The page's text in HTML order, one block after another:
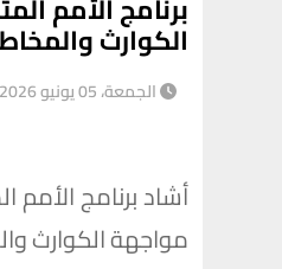
الكوارث
الجمعة، 05 يونيو 2026 03:21 م
أشاد برنامج الأمم
مواجهة الكوارث